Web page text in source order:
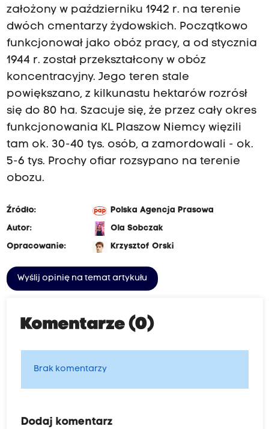
założony w październiku 1942 r. na terenie
dwóch cmentarzy żydowskich. Początkowo
funkcjonował jako obóz pracy, a od stycznia
1944 r. został przekształcony w obóz
koncentracyjny. Jego teren stale
powiększano, z kilkunastu hektarów rozrósł
się do 80 ha. Szacuje się, że przez cały okres
funkcjonowania KL Plaszow Niemcy więzili
tam ok. 30-40 tys. osób, a zamordowali - ok.
5-6 tys. Prochy ofiar rozsypano na terenie
obozu.
Źródło:
Polska Agencja Prasowa
Autor:
Ola Sobczak
Opracowanie:
Krzysztof Orski
Wyślij opinię na temat artykułu
Komentarze (0)
Brak komentarzy
Dodaj komentarz